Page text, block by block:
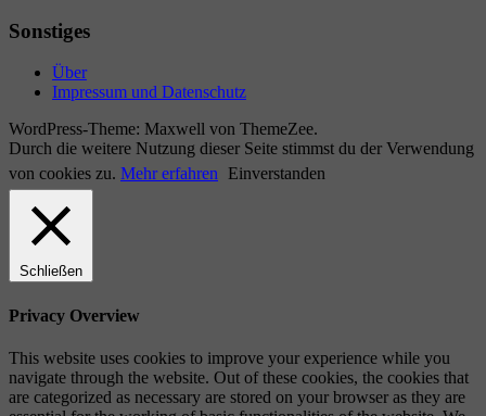
Sonstiges
Über
Impressum und Datenschutz
WordPress-Theme: Maxwell von ThemeZee.
Durch die weitere Nutzung dieser Seite stimmst du der Verwendung
von cookies zu. Mehr erfahren Einverstanden
Schließen
Privacy Overview
This website uses cookies to improve your experience while you
navigate through the website. Out of these cookies, the cookies that
are categorized as necessary are stored on your browser as they are